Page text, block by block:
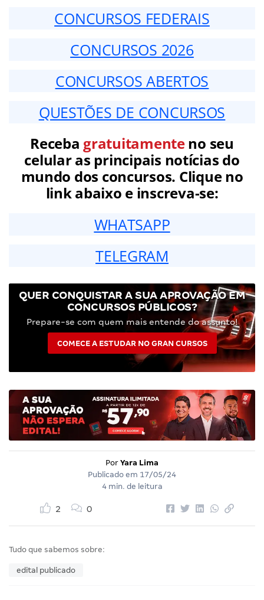
CONCURSOS FEDERAIS
CONCURSOS 2026
CONCURSOS ABERTOS
QUESTÕES DE CONCURSOS
Receba gratuitamenteno seu
celular as principais notícias do
mundo dos concursos. Clique no
link abaixo e inscreva-se:
WHATSAPP
TELEGRAM
QUER CONQUISTAR A SUA APROVAÇÃO EM
CONCURSOS PÚBLICOS?
Prepare-se com quem mais entende do assunto!
COMECE A ESTUDAR NO GRAN CURSOS
Por Yara Lima
Publicado em 17/05/24
4 min. de leitura
2 0
Tudo que sabemos sobre:
edital publicado